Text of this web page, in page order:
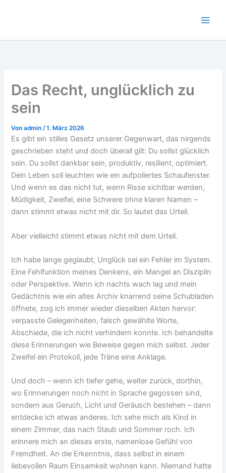
Das Recht, unglücklich zu
sein
Vonadmin/1. März 2026
Es gibt ein stilles Gesetz unserer Gegenwart, das nirgends
geschrieben steht und doch überall gilt: Du sollst glücklich
sein. Du sollst dankbar sein, produktiv, resilient, optimiert.
Dein Leben soll leuchten wie ein aufpoliertes Schaufenster.
Und wenn es das nicht tut, wenn Risse sichtbar werden,
Müdigkeit, Zweifel, eine Schwere ohne klaren Namen –
dann stimmt etwas nicht mit dir. So lautet das Urteil.
Aber vielleicht stimmt etwas nicht mit dem Urteil.
Ich habe lange geglaubt, Unglück sei ein Fehler im System.
Eine Fehlfunktion meines Denkens, ein Mangel an Disziplin
oder Perspektive. Wenn ich nachts wach lag und mein
Gedächtnis wie ein altes Archiv knarrend seine Schubladen
öffnete, zog ich immer wieder dieselben Akten hervor:
verpasste Gelegenheiten, falsch gewählte Worte,
Abschiede, die ich nicht verhindern konnte. Ich behandelte
diese Erinnerungen wie Beweise gegen mich selbst. Jeder
Zweifel ein Protokoll, jede Träne eine Anklage.
Und doch – wenn ich tiefer gehe, weiter zurück, dorthin,
wo Erinnerungen noch nicht in Sprache gegossen sind,
sondern aus Geruch, Licht und Geräusch bestehen – dann
entdecke ich etwas anderes. Ich sehe mich als Kind in
einem Zimmer, das nach Staub und Sommer roch. Ich
erinnere mich an dieses erste, namenlose Gefühl von
Fremdheit. An die Erkenntnis, dass selbst in einem
liebevollen Raum Einsamkeit wohnen kann. Niemand hatte